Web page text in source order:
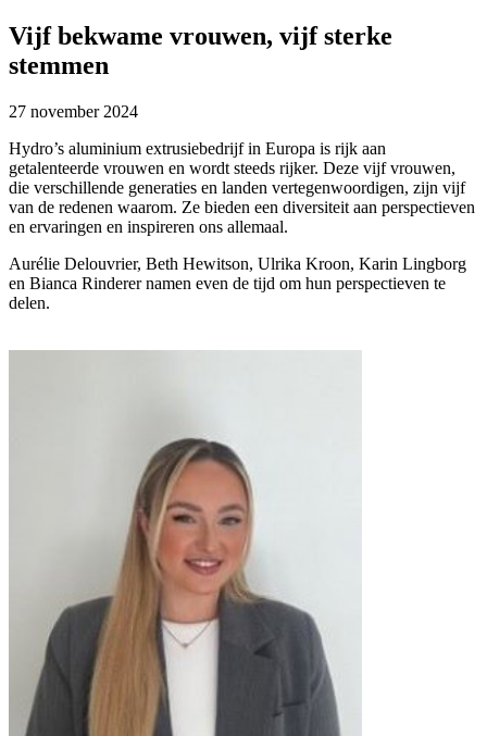
Vijf bekwame vrouwen, vijf sterke
stemmen
27 november 2024
Hydro’s aluminium extrusiebedrijf in Europa is rijk aan
getalenteerde vrouwen en wordt steeds rijker. Deze vijf vrouwen,
die verschillende generaties en landen vertegenwoordigen, zijn vijf
van de redenen waarom. Ze bieden een diversiteit aan perspectieven
en ervaringen en inspireren ons allemaal.
Aurélie Delouvrier, Beth Hewitson, Ulrika Kroon, Karin Lingborg
en Bianca Rinderer namen even de tijd om hun perspectieven te
delen.